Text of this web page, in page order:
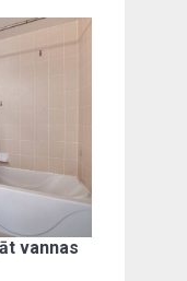
vannas